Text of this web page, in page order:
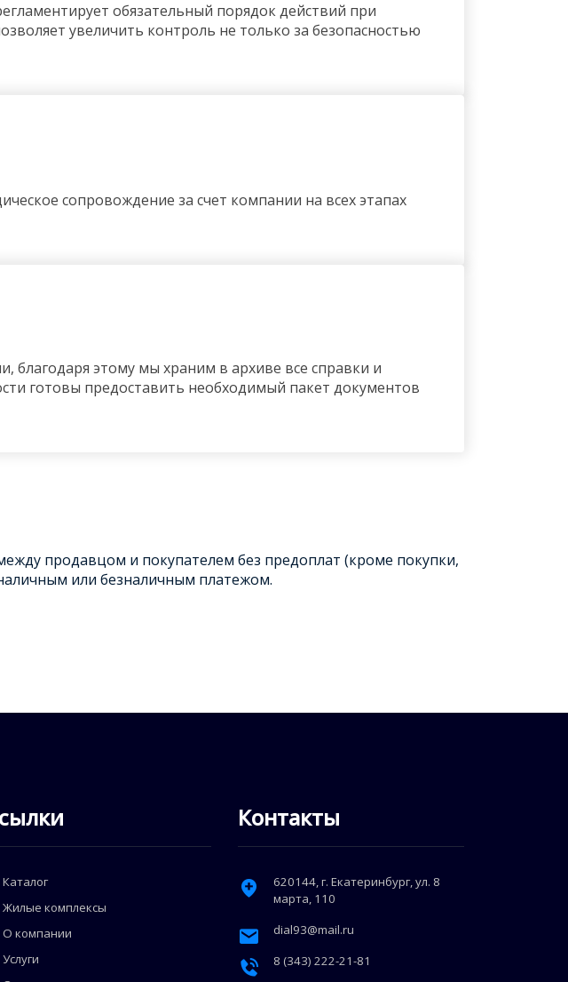
обязательный порядок действий при
увеличить контроль не только за безопасностью
сопровождение за счет компании на всех этапах
благодаря этому мы храним в архиве все справки и
готовы предоставить необходимый пакет документов
продавцом и покупателем без предоплат (кроме покупки,
или безналичным платежом.
Каталог
Жилые комплексы
О компании
Услуги
Контакты
620144, г. Екатеринбург,ул. 8
марта, 110
dial93@mail.ru
8 (343) 222-21-81